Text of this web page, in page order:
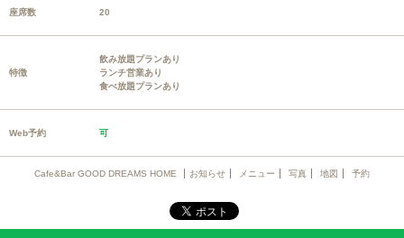
座席数 20
特徴
飲み放題プランあり
ランチ営業あり
食べ放題プランあり
Web予約 可
Cafe&Bar GOOD DREAMS HOME お知らせ メニュー 写真 地図 予約